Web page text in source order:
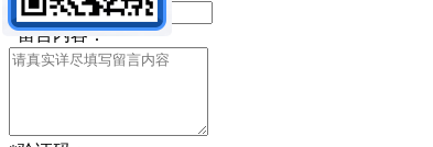
*留言内容：